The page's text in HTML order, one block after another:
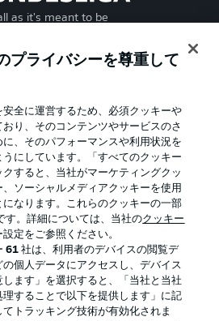
as it's meant to be
プライバシーを尊重して
全に運営するため、必須クッキーや
り、そのコンテンツやサービスのさ
、そのパフォーマンスや利用状況を
にしています。「すべてのクッキー
すると、当社がマーケティングクッ
ソーシャルメディアクッキーを使用
なります。これらのクッキーの一部
す。詳細については、当社のクッキー
定をご参照ください。
61 社は、利用者のデバイスの閲覧デ
個人データにアクセスし、デバイス
ます」を選択すると、「当社と当社
することで以下を提供します」に記
トラッキング技術が有効化されま